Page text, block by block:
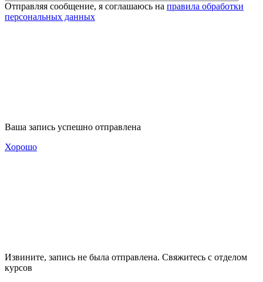
Отправляя сообщение, я соглашаюсь на правила обработки
персональных данных
Ваша запись успешно отправлена
Хорошо
Извините, запись не была отправлена. Свяжитесь с отделом
курсов